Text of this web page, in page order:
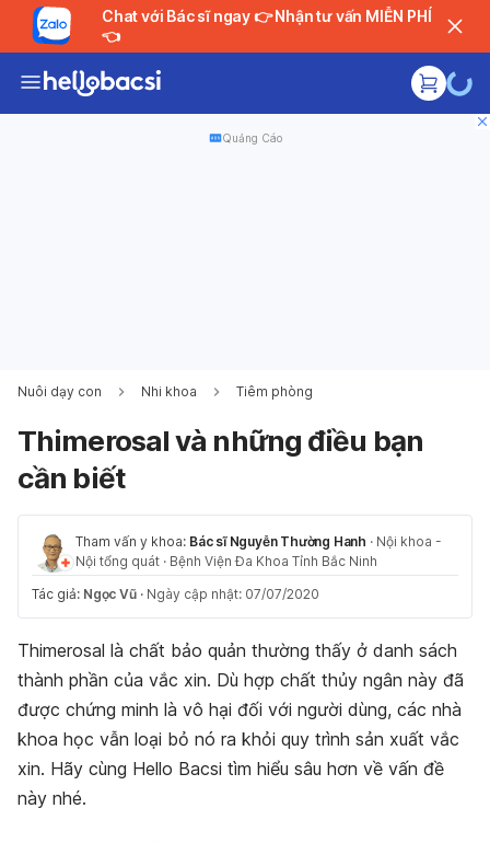
Chat với Bác sĩ ngay 👉 Nhận tư vấn MIỄN PHÍ
👈
Quảng Cáo
Nuôi dạy con Nhi khoa Tiêm phòng
Thimerosal và những điều bạn
cần biết
Tham vấn y khoa: Bác sĩ Nguyễn Thường Hanh · Nội khoa -
Nội tổng quát · Bệnh Viện Đa Khoa Tỉnh Bắc Ninh
Tác giả: Ngọc Vũ · Ngày cập nhật: 07/07/2020
Thimerosal là chất bảo quản thường thấy ở danh sách
thành phần của vắc xin. Dù hợp chất thủy ngân này đã
được chứng minh là vô hại đối với người dùng, các nhà
khoa học vẫn loại bỏ nó ra khỏi quy trình sản xuất vắc
xin. Hãy cùng Hello Bacsi tìm hiểu sâu hơn về vấn đề
này nhé.